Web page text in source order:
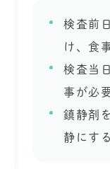
検査前
け、食
検査当
事が必
鎮静剤
静にす